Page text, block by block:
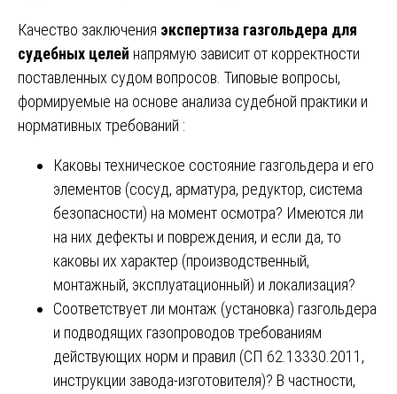
Качество заключения экспертиза газгольдера для
судебных целей напрямую зависит от корректности
поставленных судом вопросов. Типовые вопросы,
формируемые на основе анализа судебной практики и
нормативных требований :
Каковы техническое состояние газгольдера и его
элементов (сосуд, арматура, редуктор, система
безопасности) на момент осмотра? Имеются ли
на них дефекты и повреждения, и если да, то
каковы их характер (производственный,
монтажный, эксплуатационный) и локализация?
Соответствует ли монтаж (установка) газгольдера
и подводящих газопроводов требованиям
действующих норм и правил (СП 62.13330.2011,
инструкции завода-изготовителя)? В частности,